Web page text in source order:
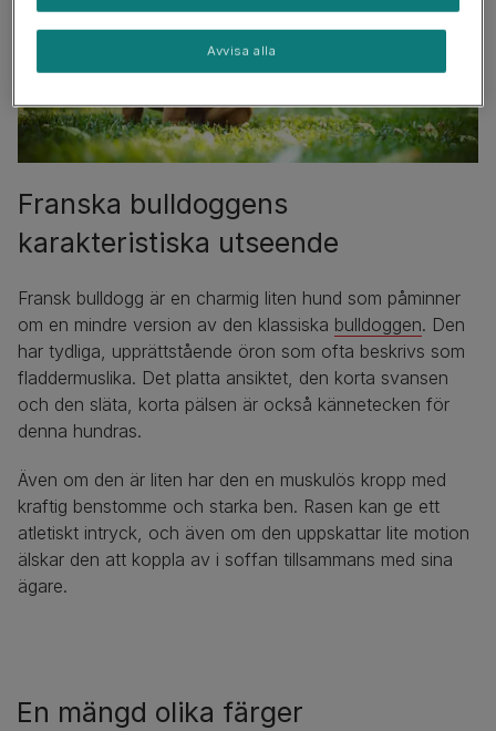
Franska bulldoggens
karakteristiska utseende
Fransk bulldogg är en charmig liten hund som påminner
om en mindre version av den klassiska bulldoggen. Den
har tydliga, upprättstående öron som ofta beskrivs som
fladdermuslika. Det platta ansiktet, den korta svansen
och den släta, korta pälsen är också kännetecken för
denna hundras.
Även om den är liten har den en muskulös kropp med
kraftig benstomme och starka ben. Rasen kan ge ett
atletiskt intryck, och även om den uppskattar lite motion
älskar den att koppla av i soffan tillsammans med sina
ägare.
En mängd olika färger
Avvisa alla